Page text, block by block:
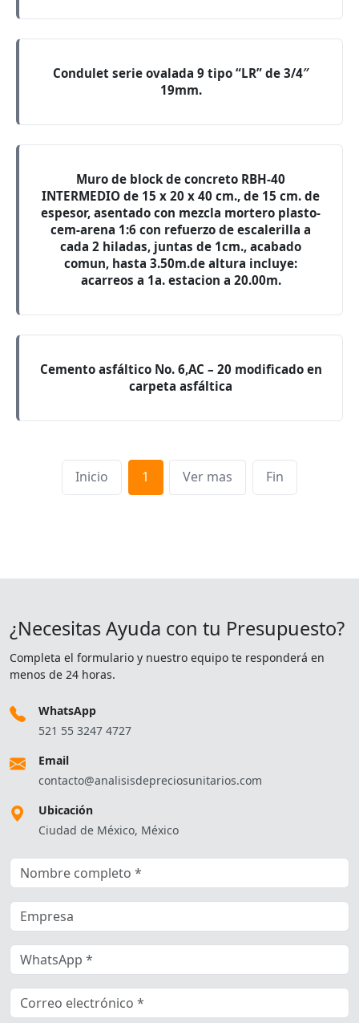
Condulet serie ovalada 9 tipo “LR” de 3/4″
19mm.
Muro de block de concreto RBH-40
INTERMEDIO de 15 x 20 x 40 cm., de 15 cm. de
espesor, asentado con mezcla mortero plasto-
cem-arena 1:6 con refuerzo de escalerilla a
cada 2 hiladas, juntas de 1cm., acabado
comun, hasta 3.50m.de altura incluye:
acarreos a 1a. estacion a 20.00m.
Cemento asfáltico No. 6,AC – 20 modificado en
carpeta asfáltica
Inicio 1 Ver mas Fin
¿Necesitas Ayuda con tu Presupuesto?
Completa el formulario y nuestro equipo te responderá en
menos de 24 horas.
WhatsApp
521 55 3247 4727
Email
contacto@analisisdepreciosunitarios.com
Ubicación
Ciudad de México, México